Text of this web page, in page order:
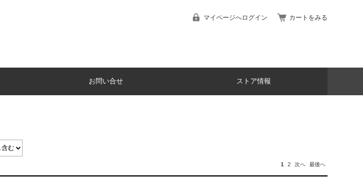
マイページへログイン カートをみる
お問い合せ ストア情報
1 2 次へ 最後へ